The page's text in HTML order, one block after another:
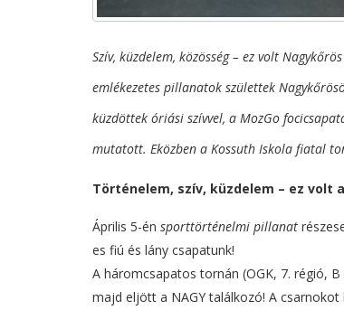
Szív, küzdelem, közösség – ez volt
emlékezetes pillanatok születtek
küzdöttek óriási szívvel, a MozGo
mutatott. Eközben a Kossuth Iskola fiatal
Történelem, szív, küzdelem – ez volt
Április 5-én sporttörténelmi pillanat
es fiú és lány csapatunk!
A háromcsapatos tornán (OGK, 7. régió,
majd eljött a NAGY találkozó! A